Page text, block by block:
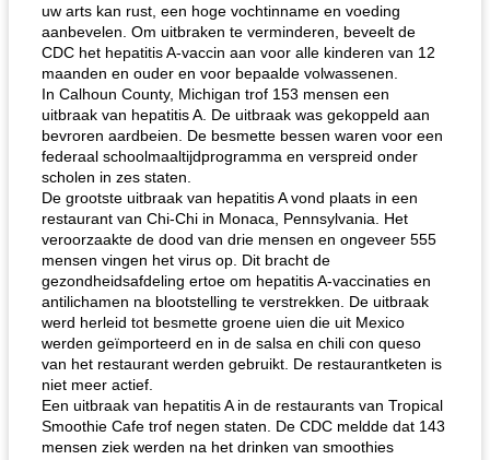
de jamcake van Georgië tennessee blauwe kaasperen kip
uw arts kan rust, een hoge vochtinname en voeding
aanbevelen. Om uitbraken te verminderen, beveelt de
CDC het hepatitis A-vaccin aan voor alle kinderen van 12
maanden en ouder en voor bepaalde volwassenen.
In Calhoun County, Michigan trof 153 mensen een
uitbraak van hepatitis A. De uitbraak was gekoppeld aan
bevroren aardbeien. De besmette bessen waren voor een
federaal schoolmaaltijdprogramma en verspreid onder
scholen in zes staten.
De grootste uitbraak van hepatitis A vond plaats in een
restaurant van Chi-Chi in Monaca, Pennsylvania. Het
veroorzaakte de dood van drie mensen en ongeveer 555
mensen vingen het virus op. Dit bracht de
gezondheidsafdeling ertoe om hepatitis A-vaccinaties en
antilichamen na blootstelling te verstrekken. De uitbraak
werd herleid tot besmette groene uien die uit Mexico
werden geïmporteerd en in de salsa en chili con queso
van het restaurant werden gebruikt. De restaurantketen is
niet meer actief.
Een uitbraak van hepatitis A in de restaurants van Tropical
Smoothie Cafe trof negen staten. De CDC meldde dat 143
mensen ziek werden na het drinken van smoothies